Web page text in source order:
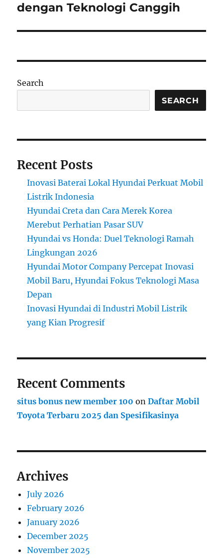
post:
dengan Teknologi Canggih
Search
SEARCH
Recent Posts
Inovasi Baterai Lokal Hyundai Perkuat Mobil
Listrik Indonesia
Hyundai Creta dan Cara Merek Korea
Merebut Perhatian Pasar SUV
Hyundai vs Honda: Duel Teknologi Ramah
Lingkungan 2026
Hyundai Motor Company Percepat Inovasi
Mobil Baru, Hyundai Fokus Teknologi Masa
Depan
Inovasi Hyundai di Industri Mobil Listrik
yang Kian Progresif
Recent Comments
situs bonus new member 100 onDaftar Mobil
Toyota Terbaru 2025 dan Spesifikasinya
Archives
July 2026
February 2026
January 2026
December 2025
November 2025